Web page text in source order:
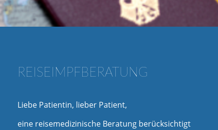
REISEIMPFBERATUNG
Liebe Patientin, lieber Patient,
eine reisemedizinische Beratung berücksichtigt